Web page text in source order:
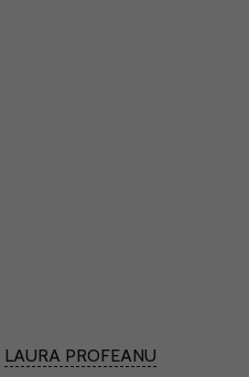
LAURA PROFEANU